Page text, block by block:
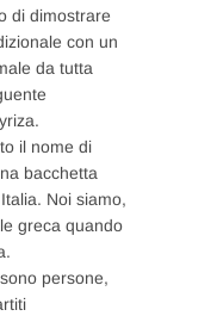
di dimostrare
con un
da tutta
il nome di
bacchetta
Noi siamo,
greca quando
persone,